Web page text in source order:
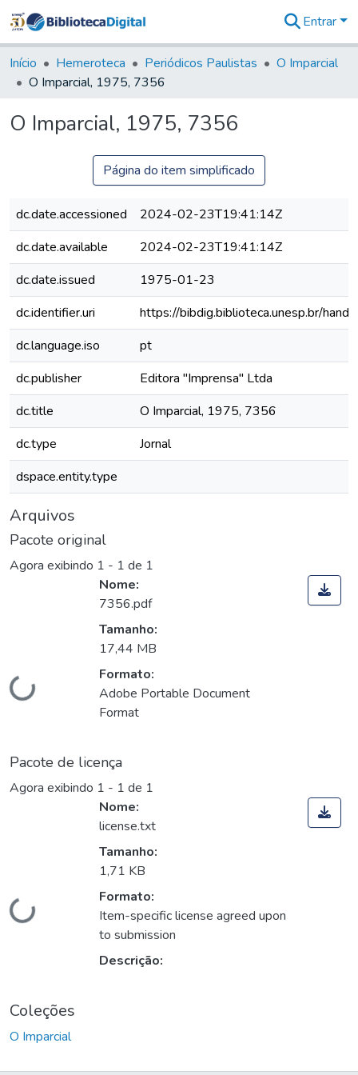
&
Coleções
Tudo na
Digital
Entrar
Início Hemeroteca Periódicos Paulistas
O Imparcial
O Imparcial, 1975, 7356
O Imparcial, 1975, 7356
Página do item simplificado
dc.date.accessioned
2024-02-23T19:41:14Z
dc.date.available
2024-02-23T19:41:14Z
dc.date.issued
1975-01-23
dc.identifier.uri
https://bibdig.biblioteca.unesp.br/
dc.language.iso
pt
dc.publisher
Editora "Imprensa" Ltda
dc.title
O Imparcial, 1975, 7356
dc.type
Jornal
dspace.entity.type
Arquivos
Pacote original
Agora exibindo 1 - 1 de 1
Carregando...
Nome:
7356.pdf
Tamanho:
17,44 MB
Formato:
Adobe Portable Document
Format
Pacote de licença
Agora exibindo 1 - 1 de 1
Carregando...
Nome:
license.txt
Tamanho:
1,71 KB
Formato:
Item-specific license agreed upon
to submission
Descrição:
Coleções
O Imparcial